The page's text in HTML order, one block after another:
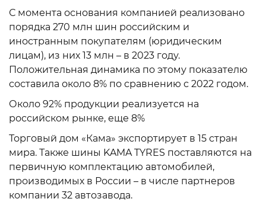
С момента основания компанией реализовано
порядка 270 млн шин российским и
иностранным покупателям (юридическим
лицам), из них 13 млн – в 2023 году.
Положительная динамика по этому показателю
составила около 8% по сравнению с 2022 годом.
Около 92% продукции реализуется на
российском рынке, еще 8%
Торговый дом «Кама» экспортирует в 15 стран
мира. Также шины KAMA TYRES поставляются на
первичную комплектацию автомобилей,
производимых в России – в числе партнеров
компании 32 автозавода.